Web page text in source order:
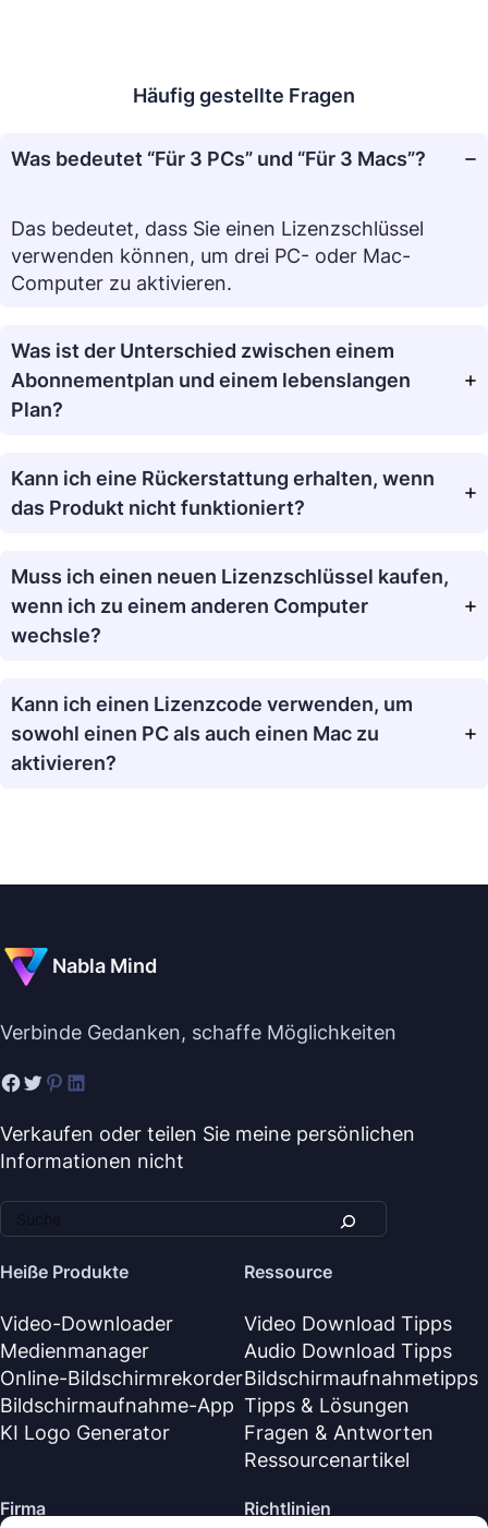
Häufig gestellte Fragen
Was bedeutet “Für 3 PCs” und “Für 3 Macs”?
Das bedeutet, dass Sie einen Lizenzschlüssel
verwenden können, um drei PC- oder Mac-
Computer zu aktivieren.
Was ist der Unterschied zwischen einem
Abonnementplan und einem lebenslangen
Plan?
Kann ich eine Rückerstattung erhalten, wenn
das Produkt nicht funktioniert?
Muss ich einen neuen Lizenzschlüssel kaufen,
wenn ich zu einem anderen Computer
wechsle?
Kann ich einen Lizenzcode verwenden, um
sowohl einen PC als auch einen Mac zu
aktivieren?
Nabla Mind
Verbinde Gedanken, schaffe Möglichkeiten
Verkaufen oder teilen Sie meine persönlichen
Informationen nicht
Heiße Produkte
Video-Downloader
Medienmanager
Online-Bildschirmrekorder
Bildschirmaufnahme-App
KI Logo Generator
Ressource
Video Download Tipps
Audio Download Tipps
Bildschirmaufnahmetipps
Tipps & Lösungen
Fragen & Antworten
Ressourcenartikel
Firma Richtlinien